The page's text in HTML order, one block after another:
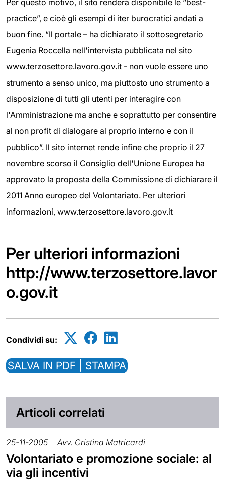
Per questo motivo, il sito renderà disponibile le “best-
practice”, e cioè gli esempi di iter burocratici andati a
buon fine. “Il portale – ha dichiarato il sottosegretario
Eugenia Roccella nell'intervista pubblicata nel sito
www.terzosettore.lavoro.gov.it - non vuole essere uno
strumento a senso unico, ma piuttosto uno strumento a
disposizione di tutti gli utenti per interagire con
l'Amministrazione ma anche e soprattutto per consentire
al non profit di dialogare al proprio interno e con il
pubblico”. Il sito internet rende infine che proprio il 27
novembre scorso il Consiglio dell'Unione Europea ha
approvato la proposta della Commissione di dichiarare il
2011 Anno europeo del Volontariato. Per ulteriori
informazioni, www.terzosettore.lavoro.gov.it
Per ulteriori informazioni
http://www.terzosettore.lavor
o.gov.it
Condividi su:
SALVA IN PDF | STAMPA
Articoli correlati
25-11-2005 Avv. Cristina Matricardi
Volontariato e promozione sociale: al
via gli incentivi